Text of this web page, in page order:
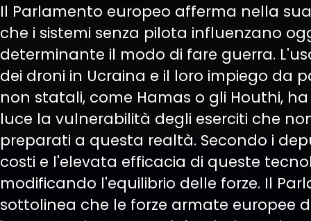
Il Parlamento europeo afferma nella
che i sistemi senza pilota influenzano
determinante il modo di fare guerra.
dei droni in Ucraina e il loro impiego da
non statali, come Hamas o gli Houthi,
luce la vulnerabilità degli eserciti che
preparati a questa realtà. Secondo i
costi e l'elevata efficacia di queste
modificando l'equilibrio delle forze. Il
sottolinea che le forze armate europee